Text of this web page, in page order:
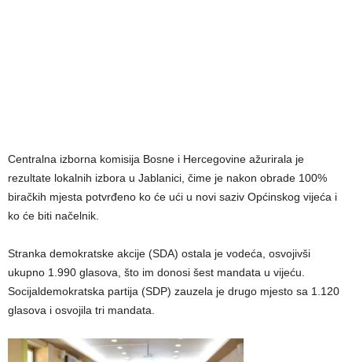
Centralna izborna komisija Bosne i Hercegovine ažurirala je
rezultate lokalnih izbora u Jablanici, čime je nakon obrade 100%
biračkih mjesta potvrđeno ko će ući u novi saziv Općinskog vijeća i
ko će biti načelnik.
Stranka demokratske akcije (SDA) ostala je vodeća, osvojivši
ukupno 1.990 glasova, što im donosi šest mandata u vijeću.
Socijaldemokratska partija (SDP) zauzela je drugo mjesto sa 1.120
glasova i osvojila tri mandata.